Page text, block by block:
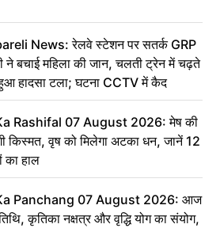
News: रेलवे स्टेशन पर सतर्क GRP
ने बचाई महिला की जान, चलती ट्रेन में चढ़ते
हादसा टला; घटना CCTV में कैद
Rashifal 07 August 2026: मेष की
किस्मत, वृष को मिलेगा अटका धन, जानें 12
का हाल
Panchang 07 August 2026: आज
कृतिका नक्षत्र और वृद्धि योग का संयोग,